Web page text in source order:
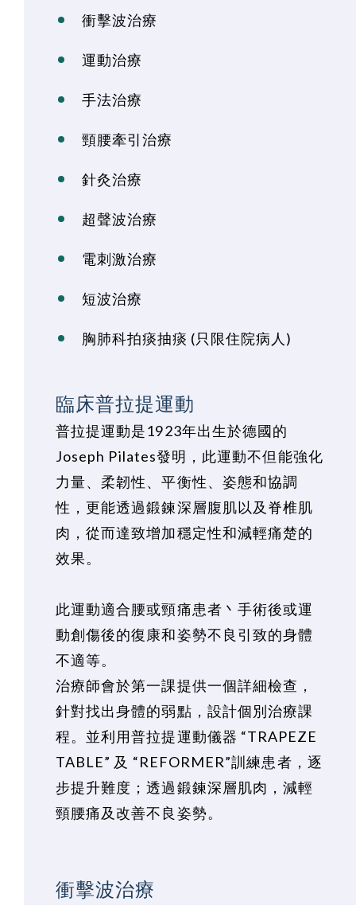
衝擊波治療
運動治療
手法治療
頸腰牽引治療
針灸治療
超聲波治療
電刺激治療
短波治療
胸肺科拍痰抽痰 (只限住院病人)
臨床普拉提運動
普拉提運動是1923年出生於德國的
Joseph Pilates發明，此運動不但能強化
力量、柔韌性、平衡性、姿態和協調
性，更能透過鍛鍊深層腹肌以及脊椎肌
肉，從而達致增加穩定性和減輕痛楚的
效果。
此運動適合腰或頸痛患者丶手術後或運
動創傷後的復康和姿勢不良引致的身體
不適等。
治療師會於第一課提供一個詳細檢查，
針對找出身體的弱點，設計個別治療課
程。並利用普拉提運動儀器 “TRAPEZE
TABLE” 及 “REFORMER”訓練患者，逐
步提升難度；透過鍛鍊深層肌肉，減輕
頸腰痛及改善不良姿勢。
衝擊波治療